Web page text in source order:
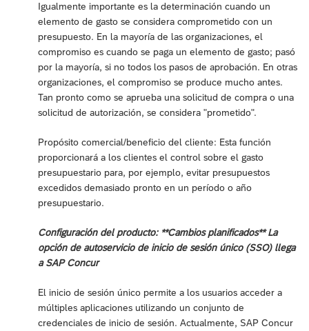
Igualmente importante es la determinación cuando un
elemento de gasto se considera comprometido con un
presupuesto. En la mayoría de las organizaciones, el
compromiso es cuando se paga un elemento de gasto; pasó
por la mayoría, si no todos los pasos de aprobación. En otras
organizaciones, el compromiso se produce mucho antes.
Tan pronto como se aprueba una solicitud de compra o una
solicitud de autorización, se considera "prometido".
Propósito comercial/beneficio del cliente: Esta función
proporcionará a los clientes el control sobre el gasto
presupuestario para, por ejemplo, evitar presupuestos
excedidos demasiado pronto en un período o año
presupuestario.
Configuración del producto: **Cambios planificados** La
opción de autoservicio de inicio de sesión único (SSO) llega
a SAP Concur
El inicio de sesión único permite a los usuarios acceder a
múltiples aplicaciones utilizando un conjunto de
credenciales de inicio de sesión. Actualmente, SAP Concur